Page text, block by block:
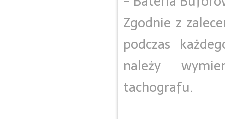
Zgodnie z
podczas
należy
tachografu.